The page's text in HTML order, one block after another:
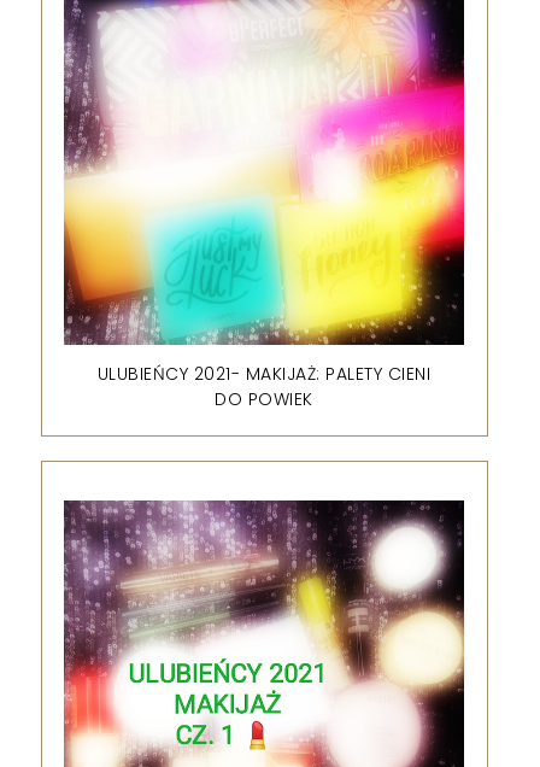
ULUBIEŃCY 2021- MAKIJAŻ: PALETY CIENI
DO POWIEK